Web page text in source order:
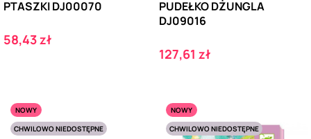
PTASZKI DJ00070
Cena
58,43 zł
PUDEŁKO DŻUNGLA
DJ09016
Cena
127,61 zł
NOWY
CHWILOWO NIEDOSTĘPNE
NOWY
CHWILOWO NIEDOSTĘPNE